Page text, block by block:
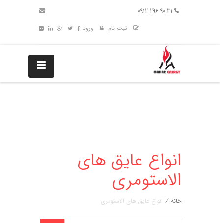
ثبت نام
ورود
انواع عایق های
الاستومری
خانه / انواع عایق های الاستومری